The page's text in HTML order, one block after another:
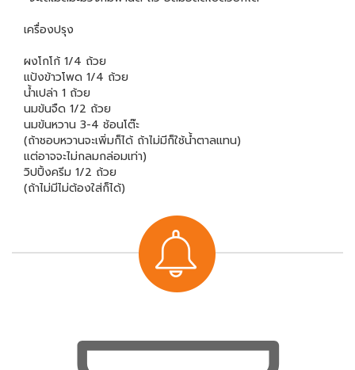
เครื่องปรุง
ผงโกโก้ 1/4 ถ้วย
แป้งข้าวโพด 1/4 ถ้วย
น้ำเปล่า 1 ถ้วย
นมข้นจืด 1/2 ถ้วย
นมข้นหวาน 3-4 ช้อนโต๊ะ
(ถ้าชอบหวานจะเพิ่มก็ได้ ถ้าไม่มีก็ใช้น้ำตาลแทน)
แต่อาจจะไม่กลมกล่อมเท่า)
วิปปิ้งครีม 1/2 ถ้วย
(ถ้าไม่มีไม่ต้องใส่ก็ได้)